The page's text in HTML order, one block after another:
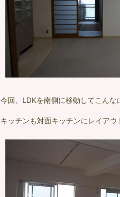
今回、LDKを南側に移動してこん
キッチンも対面キッチンにレイア